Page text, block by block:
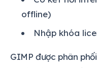
offline)
Nhập khóa
GIMP được phân